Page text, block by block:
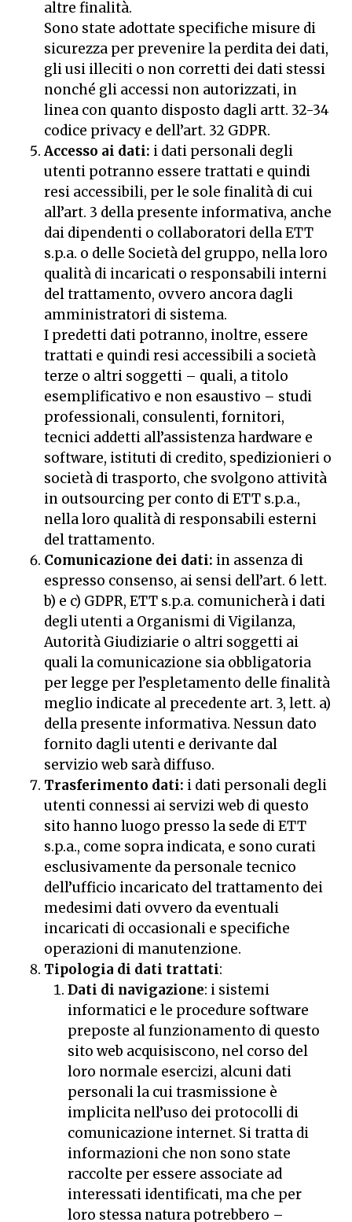
altre finalità.
Sono state adottate specifiche misure di
sicurezza per prevenire la perdita dei dati,
gli usi illeciti o non corretti dei dati stessi
nonché gli accessi non autorizzati, in
linea con quanto disposto dagli artt. 32-34
codice privacy e dell’art. 32 GDPR.
Accesso ai dati: i dati personali degli
utenti potranno essere trattati e quindi
resi accessibili, per le sole finalità di cui
all’art. 3 della presente informativa, anche
dai dipendenti o collaboratori della ETT
s.p.a. o delle Società del gruppo, nella loro
qualità di incaricati o responsabili interni
del trattamento, ovvero ancora dagli
amministratori di sistema.
I predetti dati potranno, inoltre, essere
trattati e quindi resi accessibili a società
terze o altri soggetti – quali, a titolo
esemplificativo e non esaustivo – studi
professionali, consulenti, fornitori,
tecnici addetti all’assistenza hardware e
software, istituti di credito, spedizionieri o
società di trasporto, che svolgono attività
in outsourcing per conto di ETT s.p.a.,
nella loro qualità di responsabili esterni
del trattamento.
Comunicazione dei dati: in assenza di
espresso consenso, ai sensi dell’art. 6 lett.
b) e c) GDPR, ETT s.p.a. comunicherà i dati
degli utenti a Organismi di Vigilanza,
Autorità Giudiziarie o altri soggetti ai
quali la comunicazione sia obbligatoria
per legge per l’espletamento delle finalità
meglio indicate al precedente art. 3, lett. a)
della presente informativa. Nessun dato
fornito dagli utenti e derivante dal
servizio web sarà diffuso.
Trasferimento dati: i dati personali degli
utenti connessi ai servizi web di questo
sito hanno luogo presso la sede di ETT
s.p.a., come sopra indicata, e sono curati
esclusivamente da personale tecnico
dell’ufficio incaricato del trattamento dei
medesimi dati ovvero da eventuali
incaricati di occasionali e specifiche
operazioni di manutenzione.
Tipologia di dati trattati:
Dati di navigazione: i sistemi
informatici e le procedure software
preposte al funzionamento di questo
sito web acquisiscono, nel corso del
loro normale esercizi, alcuni dati
personali la cui trasmissione è
implicita nell’uso dei protocolli di
comunicazione internet. Si tratta di
informazioni che non sono state
raccolte per essere associate ad
interessati identificati, ma che per
loro stessa natura potrebbero –